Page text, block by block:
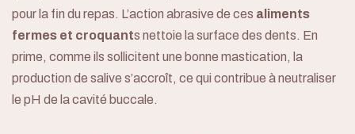
pour la fin du repas. L’action abrasive de ces aliments
fermes et croquants nettoie la surface des dents. En
prime, comme ils sollicitent une bonne mastication, la
production de salive s’accroît, ce qui contribue à neutraliser
le pH de la cavité buccale.